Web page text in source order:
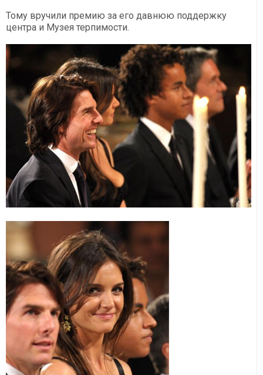
Тому вручили премию за его давнюю поддержку
центра и Музея терпимости.